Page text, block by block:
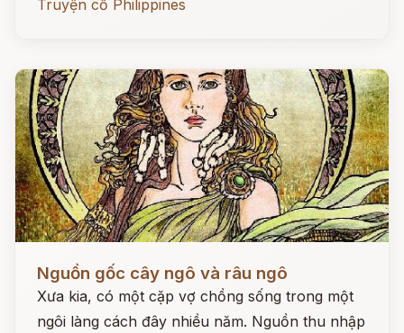
Truyện cổ Philippines
Đọc ngay
Nguồn gốc cây ngô và râu ngô
Xưa kia, có một cặp vợ chồng sống trong một
ngôi làng cách đây nhiều năm. Nguồn thu nhập